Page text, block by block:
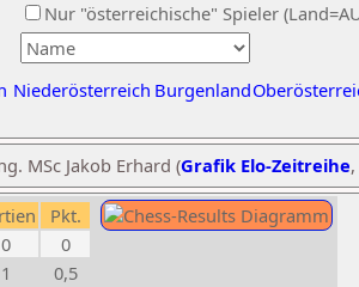
Nur "österreichische" Spieler
Niederösterreich Burgenland
MSc Jakob Erhard (Grafik Elo-Zeitreihe,
Pkt.
0
0
1
0,5